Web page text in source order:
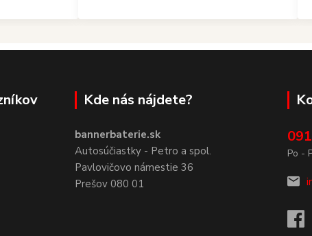
Kde nás nájdete?
bannerbaterie.sk
Autosúčiastky - Petro a spol.
Pavlovičovo námestie 36
Prešov 080 01
Po -